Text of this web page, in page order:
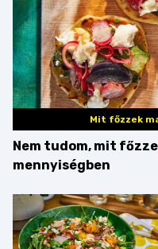
Mit főzzek
Nem tudom, mit
mennyiségben